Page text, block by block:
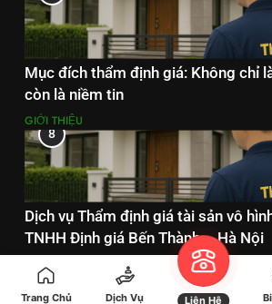
Mục đích thẩm định giá: Không chỉ
còn là niềm tin
GIỚI THIỆU
8
Dịch vụ Thẩm định giá tài sản vô
TNHH Định giá Bến Thành – Hà Nội
DỊCH VỤ THẨM ĐỊNH GIÁ
Trang Chủ Dịch Vụ Liên Hệ